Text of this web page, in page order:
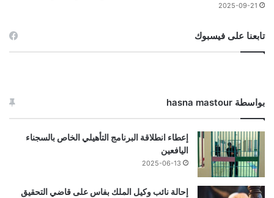
2025-09-21
تابعنا على فيسبوك
بواسطة hasna mastour
إعطاء انطلاقة البرنامج التأهيلي الخاص بالسجناء
اليافعين
2025-06-13
إحالة نائب وكيل الملك بفاس على قاضي التحقيق